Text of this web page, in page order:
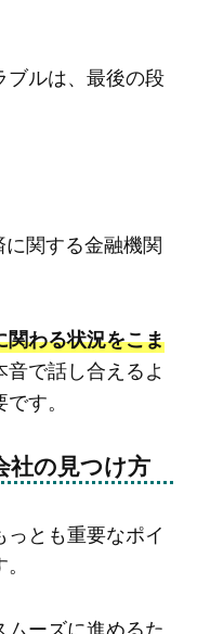
ブルは、最後の段
関する金融機関
関わる状況をこま
で話し合えるよ
す。
社の見つけ方
とも重要なポイ
ーズに進めるた